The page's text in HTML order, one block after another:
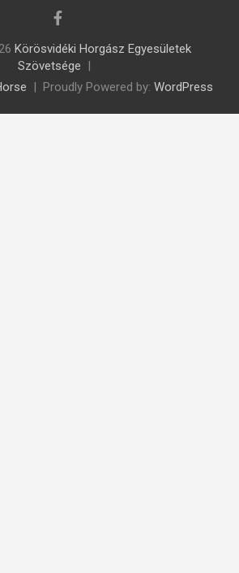
Körösvidéki Horgász Egyesületek
Szövetsége
Proudly Powered by: WordPress